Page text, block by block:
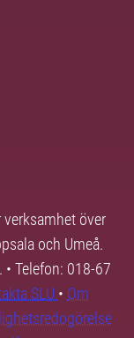
verksamhet över
och Umeå.
Telefon: 018-67
SLU • Om